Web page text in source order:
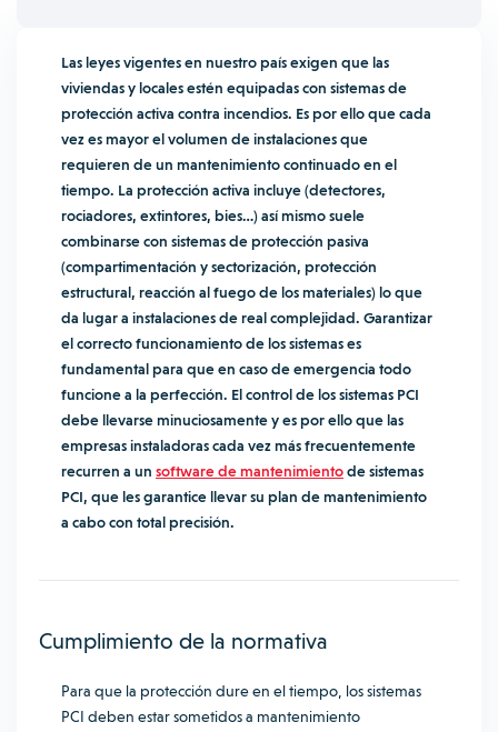
Las leyes vigentes en nuestro país exigen que las
viviendas y locales estén equipadas con sistemas de
protección activa contra incendios. Es por ello que cada
vez es mayor el volumen de instalaciones que
requieren de un mantenimiento continuado en el
tiempo. La protección activa incluye (detectores,
rociadores, extintores, bies…) así mismo suele
combinarse con sistemas de protección pasiva
(compartimentación y sectorización, protección
estructural, reacción al fuego de los materiales) lo que
da lugar a instalaciones de real complejidad. Garantizar
el correcto funcionamiento de los sistemas es
fundamental para que en caso de emergencia todo
funcione a la perfección. El control de los sistemas PCI
debe llevarse minuciosamente y es por ello que las
empresas instaladoras cada vez más frecuentemente
recurren a un software de mantenimientode sistemas
PCI, que les garantice llevar su plan de mantenimiento
a cabo con total precisión.
Cumplimiento de la normativa
Para que la protección dure en el tiempo, los sistemas
PCI deben estar sometidos a mantenimiento